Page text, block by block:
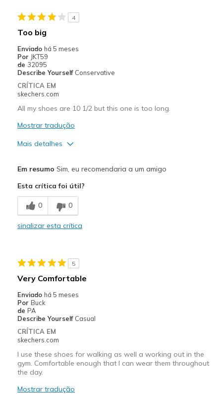
None
Melhores utilizações
Casual Wear
Width
Sizing
View On Shoes
Shoes are for Wearing
4
Too big
Enviado há 5 meses
Por JKT59
de 32095
Describe Yourself Conservative
CRÍTICA EM
skechers.com
All my shoes are 10 1/2 but this one is too long.
Mostrar tradução
Mais detalhes
Comfortable
Stylish
Driving a car with a clutch
Sizing
View On Shoes
Em resumo Sim, eu recomendaria a um amigo
Esta crítica foi útil?
0 0
sinalizar esta crítica
5
Very Comfortable
Enviado há 5 meses
Por Buck
de PA
Describe Yourself Casual
CRÍTICA EM
skechers.com
I use these shoes for walking as well a working out in the
gym. Comfortable enough that I can wear them throughout
the day.
Mostrar tradução